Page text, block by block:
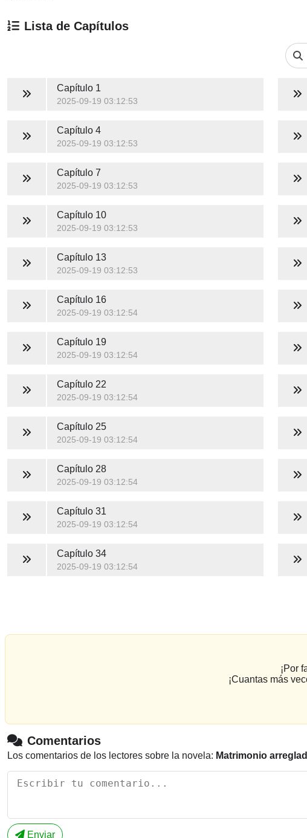
Lista de Capítulos
Capítulo 1
2025-09-19 03:12:53
Capítulo 4
2025-09-19 03:12:53
Capítulo 7
2025-09-19 03:12:53
Capítulo 10
2025-09-19 03:12:53
Capítulo 13
2025-09-19 03:12:53
Capítulo 16
2025-09-19 03:12:54
Capítulo 19
2025-09-19 03:12:54
Capítulo 22
2025-09-19 03:12:54
Capítulo 25
2025-09-19 03:12:54
Capítulo 28
2025-09-19 03:12:54
Capítulo 31
2025-09-19 03:12:54
Capítulo 34
2025-09-19 03:12:54
¡Por
¡Cuantas más
Comentarios
Los comentarios de los lectores sobre la novela: Matrimonio
Enviar